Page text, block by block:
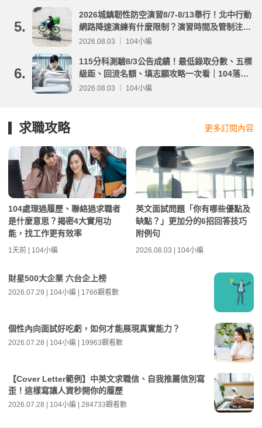
5.
2026城鎮韌性防空演習8/7-8/13舉行！北中行動
網路降速演練有什麼限制？演習時間及管制注意
事項整理
2026.08.03 ｜ 104小編
6.
115分科測驗8/3公告成績！最低錄取分數、五標
級距、回流名額、填志願攻略一次看｜104落點
分析
2026.08.03 ｜ 104小編
求職攻略 更多訂閱內容
104處理過履歷、聯絡過求職者
是什麼意思？揭密4大實用功
能，找工作更有效率
1天前 | 104小編
英文面試問題「你有哪些優點及
缺點？」更加分的6招回答技巧
附例句
2026.08.03 | 104小編
財星500大企業 六台企上榜
2026.07.29 | 104小編 | 1766觀看數
個性內向面試好吃虧，如何才能展現真實能力？
2026.07.28 | 104小編 | 19963觀看數
【Cover Letter範例】中英文求職信、自我推薦信別寫
歪！這樣寫讓人資秒開你的履歷
2026.07.28 | 104小編 | 284733觀看數